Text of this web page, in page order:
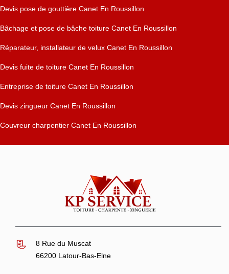
Devis pose de gouttière Canet En Roussillon
Bâchage et pose de bâche toiture Canet En Roussillon
Réparateur, installateur de velux Canet En Roussillon
Devis fuite de toiture Canet En Roussillon
Entreprise de toiture Canet En Roussillon
Devis zingueur Canet En Roussillon
Couvreur charpentier Canet En Roussillon
8 Rue du Muscat
66200 Latour-Bas-Elne